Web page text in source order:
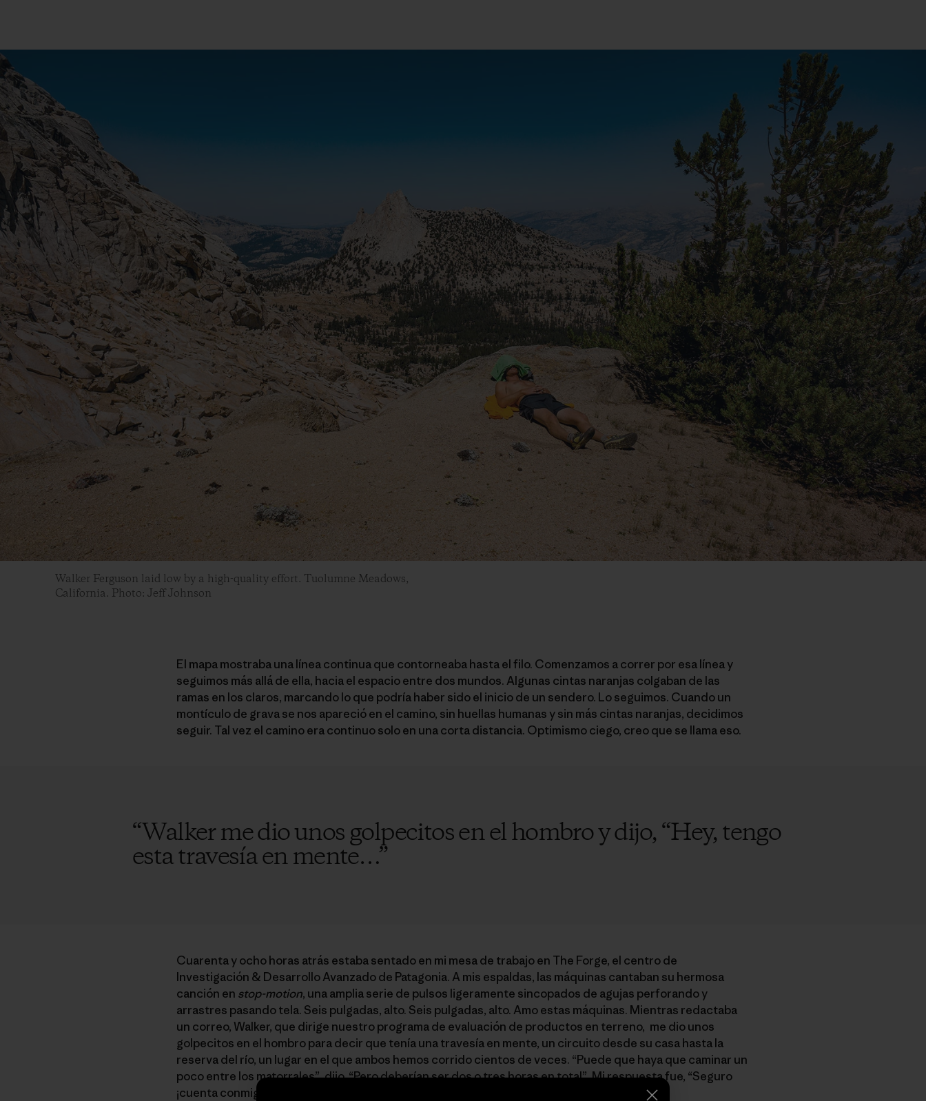
Walker Ferguson laid low by a high-quality effort. Tuolumne Meadows,
California. Photo: Jeff Johnson
El mapa mostraba una línea continua que contorneaba hasta el filo. Comenzamos a correr por esa línea y
seguimos más allá de ella, hacia el espacio entre dos mundos. Algunas cintas naranjas colgaban de las
ramas en los claros, marcando lo que podría haber sido el inicio de un sendero. Lo seguimos. Cuando un
montículo de grava se nos apareció en el camino, sin huellas humanas y sin más cintas naranjas, decidimos
seguir. Tal vez el camino era continuo solo en una corta distancia. Optimismo ciego, creo que se llama eso.
“Walker me dio unos golpecitos en el hombro y dijo, “Hey, tengo
esta travesía en mente…”
Cuarenta y ocho horas atrás estaba sentado en mi mesa de trabajo en The Forge, el centro de
Investigación & Desarrollo Avanzado de Patagonia. A mis espaldas, las máquinas cantaban su hermosa
canción en stop-motion, una amplia serie de pulsos ligeramente sincopados de agujas perforando y
arrastres pasando tela. Seis pulgadas, alto. Seis pulgadas, alto. Amo estas máquinas. Mientras redactaba
un correo, Walker, que dirige nuestro programa de evaluación de productos en terreno, me dio unos
golpecitos en el hombro para decir que tenía una travesía en mente, un circuito desde su casa hasta la
reserva del río, un lugar en el que ambos hemos corrido cientos de veces. “Puede que haya que caminar un
poco entre los matorrales”, dijo. “Pero deberían ser dos o tres horas en total”. Mi respuesta fue, “Seguro
¡cuenta conmigo!”.